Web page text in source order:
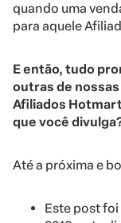
quando uma
para aquele
E então, tudo
outras de
Afiliados
que você
Até a próxima e
Este post